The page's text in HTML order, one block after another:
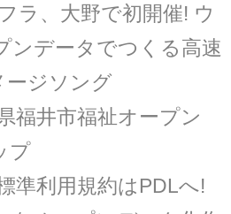
ラ、大野で初開催! ウ
ンデータでつくる高速
ージソング
福井市福祉オープン
プ
準利用規約はPDLへ!